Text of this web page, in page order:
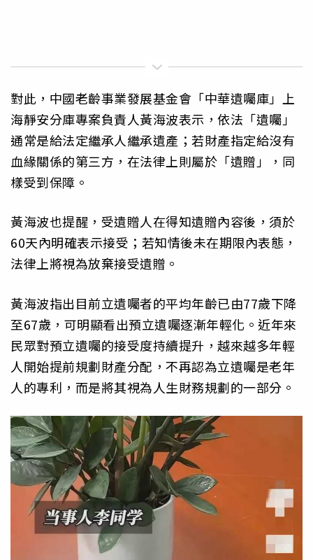
對此，中國老齡事業發展基金會「中華遺囑庫」上
海靜安分庫專案負責人黃海波表示，依法「遺囑」
通常是給法定繼承人繼承遺產；若財產指定給沒有
血緣關係的第三方，在法律上則屬於「遺贈」，同
樣受到保障。
黃海波也提醒，受遺贈人在得知遺贈內容後，須於
60天內明確表示接受；若知情後未在期限內表態，
法律上將視為放棄接受遺贈。
黃海波指出目前立遺囑者的平均年齡已由77歲下降
至67歲，可明顯看出預立遺囑逐漸年輕化。近年來
民眾對預立遺囑的接受度持續提升，越來越多年輕
人開始提前規劃財產分配，不再認為立遺囑是老年
人的專利，而是將其視為人生財務規劃的一部分。